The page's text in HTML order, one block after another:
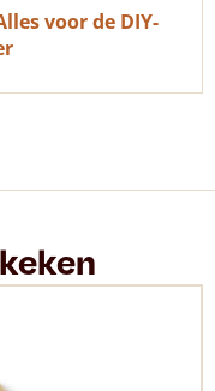
voor de DIY-